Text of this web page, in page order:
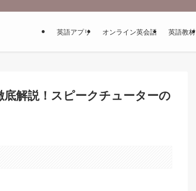
英語アプリ オンライン英会話 英語教材
解説！スピークチューターの